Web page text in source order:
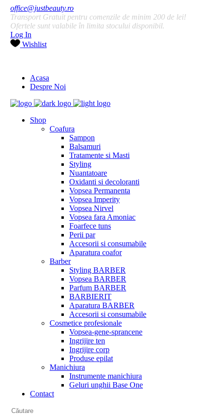
office@justbeauty.ro
Transport Gratuit pentru comenzile de minim 200 de lei!
Ofertele sunt valabile în limita stocului disponibil.
Log In
Wishlist
Acasa
Despre Noi
Shop
Coafura
Sampon
Balsamuri
Tratamente si Masti
Styling
Nuantatoare
Oxidanti si decoloranti
Vopsea Permanenta
Vopsea Imperity
Vopsea Nirvel
Vopsea fara Amoniac
Foarfece tuns
Perii par
Accesorii si consumabile
Aparatura coafor
Barber
Styling BARBER
Vopsea BARBER
Parfum BARBER
BARBIERIT
Aparatura BARBER
Accesorii si consumabile
Cosmetice profesionale
Vopsea-gene-sprancene
Ingrijire ten
Ingrijire corp
Produse epilat
Manichiura
Instrumente manichiura
Geluri unghii Base One
Contact